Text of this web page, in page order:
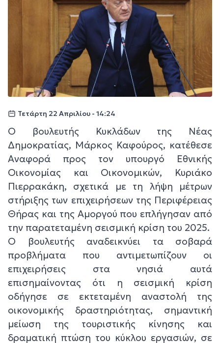
Τετάρτη 22 Απριλίου - 14:24
Ο βουλευτής Κυκλάδων της Νέας
Δημοκρατίας, Μάρκος Καφούρος, κατέθεσε
Αναφορά προς τον υπουργό Εθνικής
Οικονομίας και Οικονομικών, Κυριάκο
Πιερρακάκη, σχετικά με τη λήψη μέτρων
στήριξης των επιχειρήσεων της Περιφέρειας
Θήρας και της Αμοργού που επλήγησαν από
την παρατεταμένη σεισμική κρίση του 2025.
Ο βουλευτής αναδεικνύει τα σοβαρά
προβλήματα που αντιμετωπίζουν οι
επιχειρήσεις στα νησιά αυτά
επισημαίνοντας ότι η σεισμική κρίση
οδήγησε σε εκτεταμένη αναστολή της
οικονομικής δραστηριότητας, σημαντική
μείωση της τουριστικής κίνησης και
δραματική πτώση του κύκλου εργασιών, σε